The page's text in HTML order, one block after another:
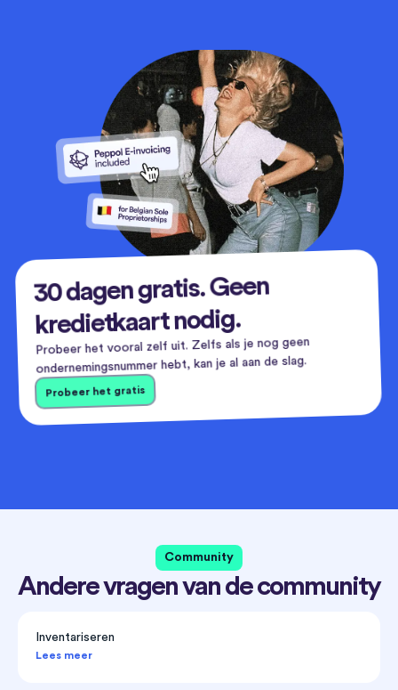
30 dagen gratis. Geen
kredietkaart nodig.
Probeer het vooral zelf uit. Zelfs als je nog geen
ondernemingsnummer hebt, kan je al aan de slag.
Probeer het gratis
Community
Andere vragen van de community
Inventariseren
Lees meer